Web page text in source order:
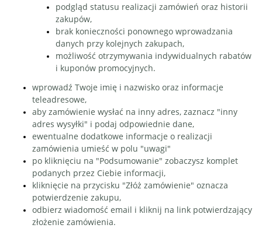
podgląd statusu realizacji zamówień oraz historii
zakupów,
brak konieczności ponownego wprowadzania
danych przy kolejnych zakupach,
możliwość otrzymywania indywidualnych rabatów
i kuponów promocyjnych.
wprowadź Twoje imię i nazwisko oraz informacje
teleadresowe,
aby zamówienie wysłać na inny adres, zaznacz "inny
adres wysyłki" i podaj odpowiednie dane,
ewentualne dodatkowe informacje o realizacji
zamówienia umieść w polu "uwagi"
po kliknięciu na "Podsumowanie" zobaczysz komplet
podanych przez Ciebie informacji,
kliknięcie na przycisku "Złóż zamówienie" oznacza
potwierdzenie zakupu,
odbierz wiadomość email i kliknij na link potwierdzający
złożenie zamówienia.